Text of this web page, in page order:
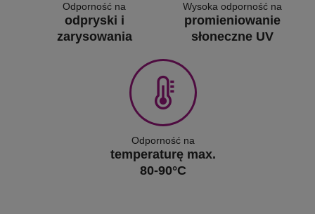
Odporność na
odpryski i
zarysowania
Wysoka odporność na
promieniowanie
słoneczne UV
Odporność na
temperaturę max.
80-90°C